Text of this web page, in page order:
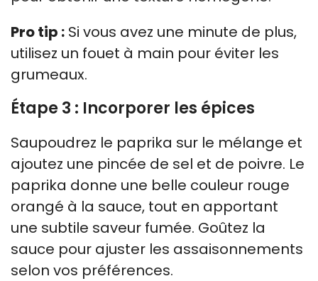
Pro tip : Si vous avez une minute de plus,
utilisez un fouet à main pour éviter les
grumeaux.
Étape 3 : Incorporer les épices
Saupoudrez le paprika sur le mélange et
ajoutez une pincée de sel et de poivre. Le
paprika donne une belle couleur rouge
orangé à la sauce, tout en apportant
une subtile saveur fumée. Goûtez la
sauce pour ajuster les assaisonnements
selon vos préférences.